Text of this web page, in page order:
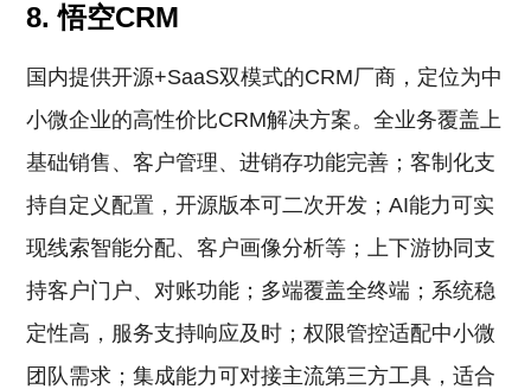
8. 悟空CRM
国内提供开源+SaaS双模式的CRM厂商，定位为中
小微企业的高性价比CRM解决方案。全业务覆盖上
基础销售、客户管理、进销存功能完善；客制化支
持自定义配置，开源版本可二次开发；AI能力可实
现线索智能分配、客户画像分析等；上下游协同支
持客户门户、对账功能；多端覆盖全终端；系统稳
定性高，服务支持响应及时；权限管控适配中小微
团队需求；集成能力可对接主流第三方工具，适合